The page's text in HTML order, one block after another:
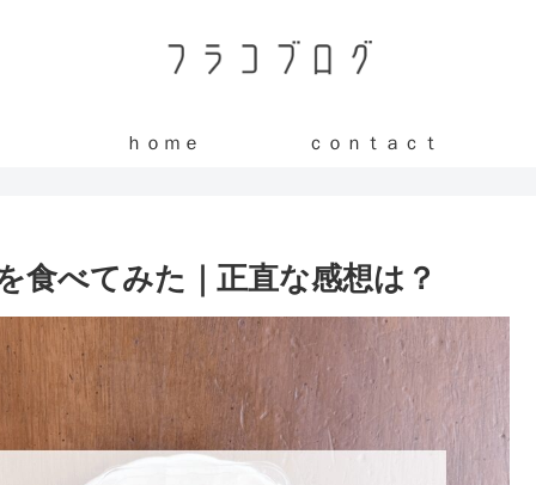
ｈｏｍｅ ｃｏｎｔａｃｔ
食べてみた｜正直な感想は？